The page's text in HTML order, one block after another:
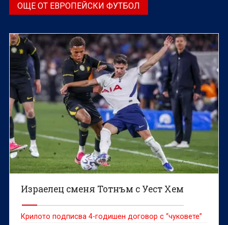
ОЩЕ ОТ ЕВРОПЕЙСКИ ФУТБОЛ
Израелец сменя Тотнъм с Уест Хем
Крилото подписва 4-годишен договор с “чуковете”